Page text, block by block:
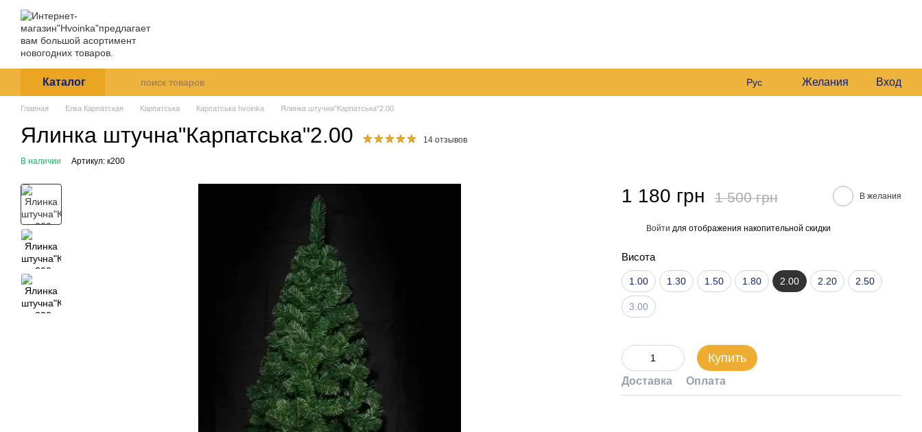
Перейти к основному контенту
Каталог Рус Желания Вход
Главная Елка Карпатская Карпатська Карпатська hvoinka Ялинка штучна"Карпатська"2.00
Ялинка штучна"Карпатська"2.00 14 отзывов
В наличии Артикул: к200
1 180 грн 1 500 грн В желания
Войти для отображения накопительной скидки
Висота
1.00 1.30 1.50 1.80 2.00 2.20 2.50
3.00
Купить
Доставка Оплата